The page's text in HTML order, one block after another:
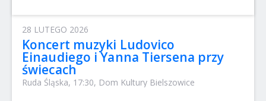
28 LUTEGO 2026
Koncert muzyki Ludovico
Einaudiego i Yanna Tiersena przy
świecach
Ruda Śląska, 17:30, Dom Kultury Bielszowice